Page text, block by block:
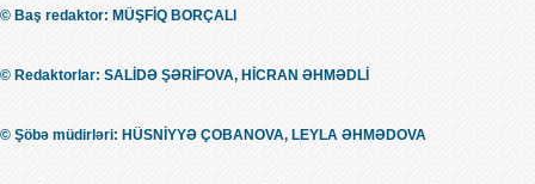
© Baş redaktor: MÜŞFİQ BORÇALI
© Redaktorlar: SALİDƏ ŞƏRİFOVA, HİCRAN ƏHMƏDLİ
© Şöbə müdirləri: HÜSNİYYƏ ÇOBANOVA, LEYLA ƏHMƏDOVA